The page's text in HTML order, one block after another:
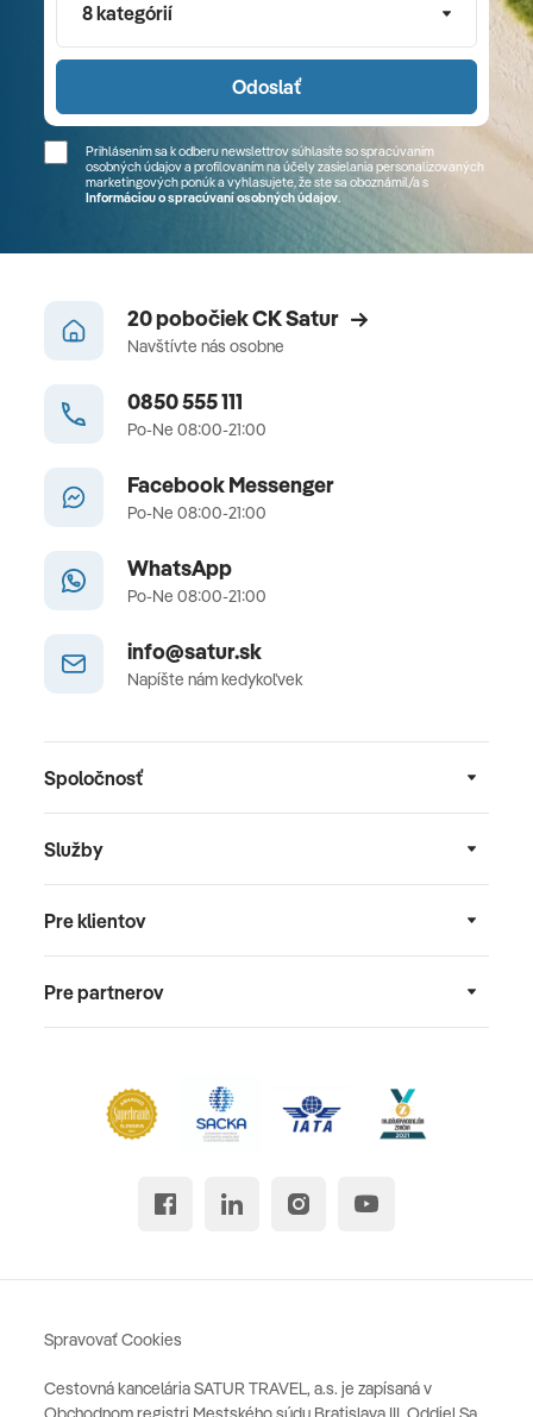
8 kategórií
Odoslať
Prihlásením sa k odberu newslettrov súhlasíte so spracúvaním
osobných údajov a profilovaním na účely zasielania personalizovaných
marketingových ponúk a vyhlasujete, že ste sa oboznámil/a s
Informáciou o spracúvaní osobných údajov.
20 pobočiek CK Satur
Navštívte nás osobne
0850 555 111
Po-Ne 08:00-21:00
Facebook Messenger
Po-Ne 08:00-21:00
WhatsApp
Po-Ne 08:00-21:00
info@satur.sk
Napíšte nám kedykoľvek
Spoločnosť
Služby
Pre klientov
Pre partnerov
Cestovná kancelária SATUR TRAVEL, a.s. je zapísaná v
Spravovať Cookies